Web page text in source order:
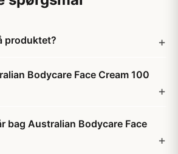
produktet?
Bodycare Face Cream 100
bag Australian Bodycare Face